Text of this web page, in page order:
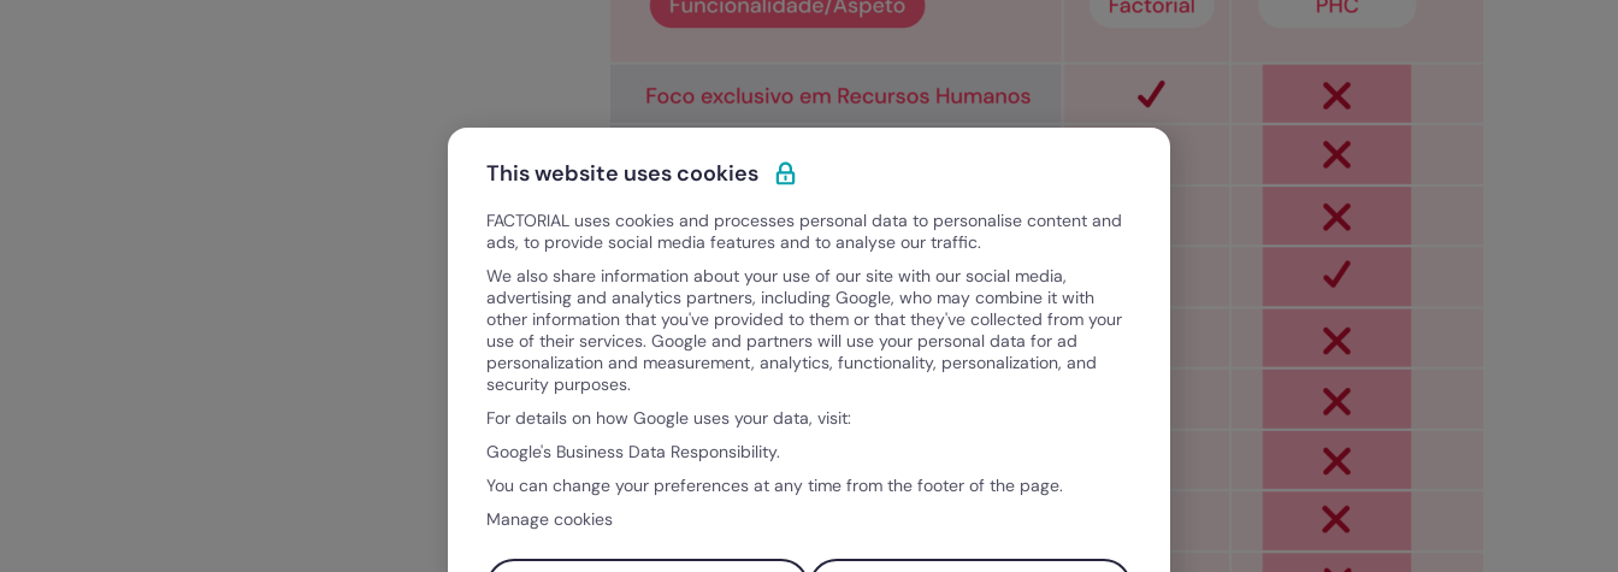
This website uses cookies
FACTORIAL uses cookies and processes personal data to personalise content and
ads, to provide social media features and to analyse our traffic.
We also share information about your use of our site with our social media,
advertising and analytics partners, including Google, who may combine it with
other information that you've provided to them or that they've collected from your
use of their services. Google and partners will use your personal data for ad
personalization and measurement, analytics, functionality, personalization, and
security purposes.
For details on how Google uses your data, visit:
Google's Business Data Responsibility.
You can change your preferences at any time from the footer of the page.
Manage cookies